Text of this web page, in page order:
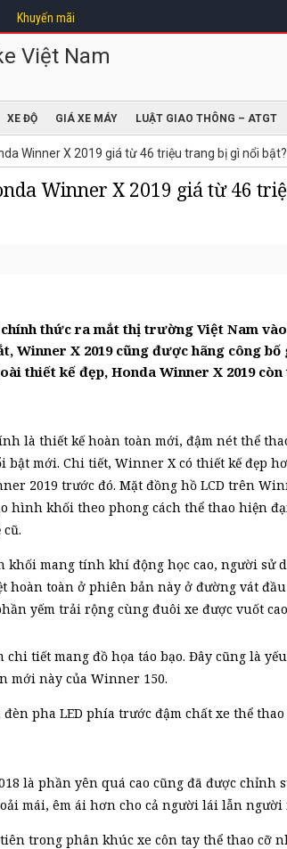
Khuyến mãi
XE ĐỘ GIÁ XE MÁY LUẬT GIAO THÔNG – ATGT
Winner X 2019 giá từ 46 triệu trang bị gì nổi bật?
Winner X 2019 giá từ 46
thức ra mắt thị trường Việt Nam vào
Winner X 2019 cũng được hãng công
thiết kế đẹp, Honda Winner X 2019
là thiết kế hoàn toàn mới, đậm nét thể
mới. Chi tiết, Winner X có thiết kế đẹp
2019 trước đó. Mặt đồng hồ LCD trên
hình khối theo phong cách thể thao hiện
khối mang tính khí động học cao, người sử
hoàn toàn ở phiên bản này ở đường vát đầu
yếm trải rộng cùng đuôi xe được vuốt
chi tiết mang đồ họa táo bạo. Đây cũng là
mới này của Winner 150.
pha LED phía trước đậm chất xe thể
là phần yên quá cao cũng đã được chỉnh
mái, êm ái hơn cho cả người lái lẫn người
trong phân khúc xe côn tay thể thao cỡ